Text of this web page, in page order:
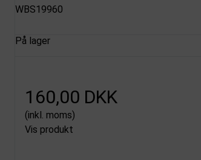
WBS19960
På lager
160,00 DKK
(inkl. moms)
Vis produkt